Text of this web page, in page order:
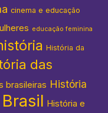
cinema e educação
educação feminina
História da
das
brasileiras História
História e